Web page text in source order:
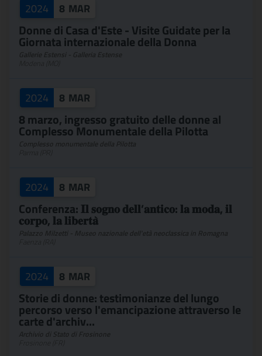
2024 8 MAR
Donne di Casa d'Este - Visite Guidate per la
Giornata internazionale della Donna
2024 8 MAR
8 marzo, ingresso gratuito delle donne al
Complesso Monumentale della Pilotta
2024 8 MAR
Conferenza: 𝐈𝐥 𝐬𝐨𝐠𝐧𝐨 𝐝𝐞𝐥𝐥’𝐚𝐧𝐭𝐢𝐜𝐨: 𝐥𝐚 𝐦𝐨𝐝𝐚, 𝐢𝐥
𝐜𝐨𝐫𝐩𝐨, 𝐥𝐚 𝐥𝐢𝐛𝐞𝐫𝐭𝐚̀
2024 8 MAR
Storie di donne: testimonianze del lungo
percorso verso l'emancipazione attraverso le
carte d'archiv...